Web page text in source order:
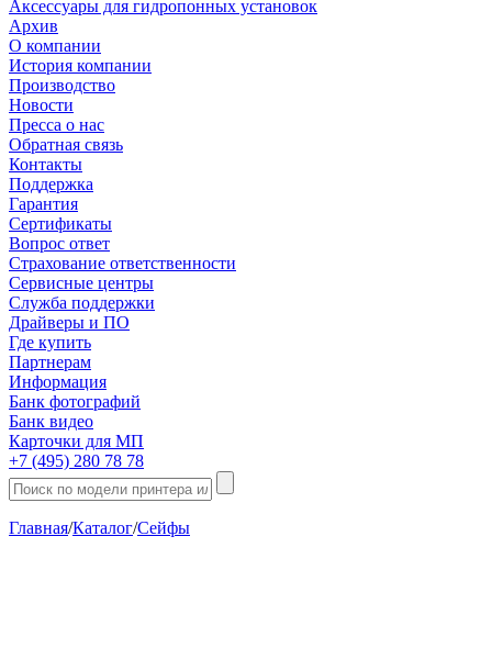
Аксессуары для гидропонных установок
Архив
О компании
История компании
Производство
Новости
Пресса о нас
Обратная связь
Контакты
Поддержка
Гарантия
Сертификаты
Вопрос ответ
Страхование ответственности
Сервисные центры
Служба поддержки
Драйверы и ПО
Где купить
Партнерам
Информация
Банк фотографий
Банк видео
Карточки для МП
+7 (495) 280 78 78
Главная/Каталог/Сейфы